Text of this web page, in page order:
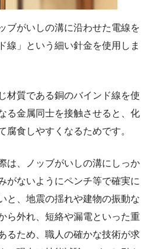
ブがいしの溝に沿わせた電線を
線」という細い針金を使用しま
材質である銅のバインド線を使
る金属同士を接触させると、化
腐食しやすくなるためです。
は、ノッブがいしの溝にしっか
がないようにペンチ等で確実に
と、地震の揺れや建物の振動な
ら外れ、短絡や漏電といった重
るため、職人の確かな技術が求